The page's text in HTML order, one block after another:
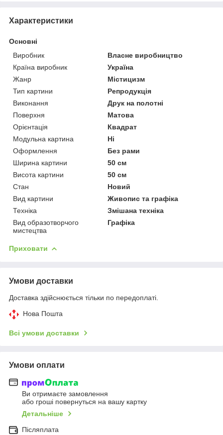
Характеристики
Основні
Виробник
Власне виробництво
Країна виробник
Україна
Жанр
Містицизм
Тип картини
Репродукція
Виконання
Друк на полотні
Поверхня
Матова
Орієнтація
Квадрат
Модульна картина
Ні
Оформлення
Без рами
Ширина картини
50 см
Висота картини
50 см
Стан
Новий
Вид картини
Живопис та графіка
Техніка
Змішана техніка
Вид образотворчого
мистецтва
Графіка
Приховати
Умови доставки
Доставка здійснюється тільки по передоплаті.
Нова Пошта
Всі умови доставки
Умови оплати
Ви отримаєте замовлення
або гроші повернуться на вашу картку
Детальніше
Післяплата